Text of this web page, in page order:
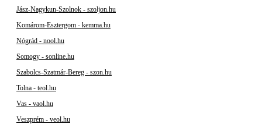
Jász-Nagykun-Szolnok - szoljon.hu
Komárom-Esztergom - kemma.hu
Nógrád - nool.hu
Somogy - sonline.hu
Szabolcs-Szatmár-Bereg - szon.hu
Tolna - teol.hu
Vas - vaol.hu
Veszprém - veol.hu